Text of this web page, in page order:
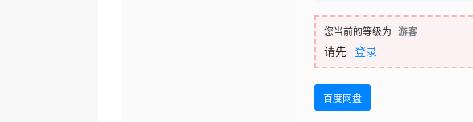
您当前的等级为 游客
请先 登录
百度网盘